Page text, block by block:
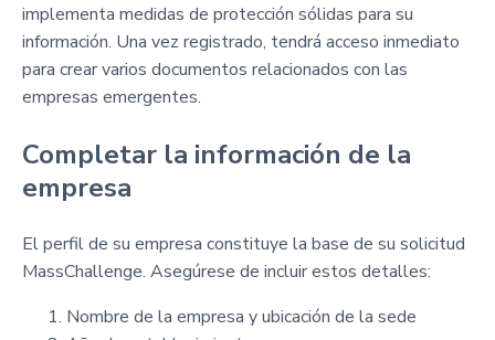
implementa medidas de protección sólidas para su
información. Una vez registrado, tendrá acceso inmediato
para crear varios documentos relacionados con las
empresas emergentes.
Completar la información de la
empresa
El perfil de su empresa constituye la base de su solicitud
MassChallenge. Asegúrese de incluir estos detalles:
Nombre de la empresa y ubicación de la sede